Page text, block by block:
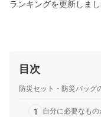
ランキングを更新しまし
目次
防災セット・防災バッグ
1 自分に必要なも